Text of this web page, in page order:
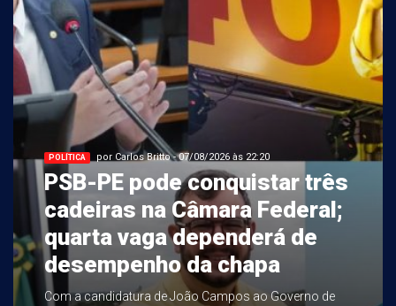
POLÍTICA por Carlos Britto - 07/08/2026 às 22:20
PSB-PE pode conquistar três
cadeiras na Câmara Federal;
quarta vaga dependerá de
desempenho da chapa
Com a candidatura de João Campos ao Governo de